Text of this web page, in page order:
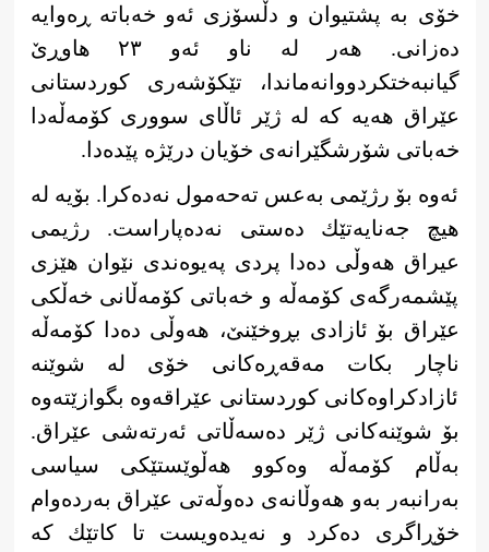
خۆی بە پشتیوان و دڵسۆزی ئەو خەباتە ڕەوایە
دەزانی. هەر لە ‌ناو ئەو ٢٣ هاوڕێ
گیانبەختكردووانەماندا، تێكۆشەری كوردستانی
عێراق هەیە كە لە ژێر ئاڵای سووری كۆمەڵەدا
خەباتی شۆرشگێرانەی خۆیان درێژە پێدەدا.
ئەوە بۆ رژێمی بەعس تەحەمول نەدەكرا. بۆیە لە
هیچ جەنایەتێك دەستی نەدەپاراست. رژیمی
عیراق هەوڵی دەدا پردی پەیوەندی نێوان هێزی
پێشمەرگەی كۆمەڵە و خەباتی كۆمەڵانی خەڵكی
عێراق بۆ ئازادی بڕوخێنێ، هەوڵی دەدا كۆمەڵە
ناچار بكات مه‌قەڕەكانی خۆی لە شوێنە
ئازادكراوەكانی كوردستانی عێراقەوە بگوازێتەوە
بۆ شوێنەكانی ژێر دەسەڵاتی ئەرتەشی عێراق.
بەڵام كۆمەڵە وەكوو هەڵوێستێكی سیاسی
بەرانبەر بەو هەوڵانەی دەوڵەتی عێراق بەردەوام
خۆڕاگری دەكرد و نەیدەویست تا كاتێك كە